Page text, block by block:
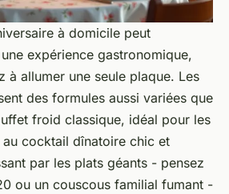
à domicile peut
expérience gastronomique,
à allumer une seule plaque. Les
des formules aussi variées que
froid classique, idéal pour les
cocktail dînatoire chic et
par les plats géants - pensez
ou un couscous familial fumant -